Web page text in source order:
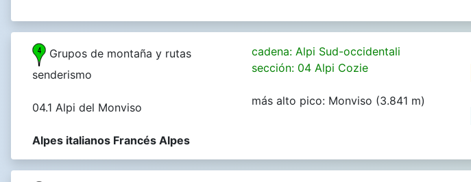
Grupos de montaña y rutas
senderismo
04.1 Alpi del Monviso
Alpes italianos Francés Alpes
cadena: Alpi Sud-occidentali
sección: 04 Alpi Cozie
más alto pico: Monviso (3.841 m)